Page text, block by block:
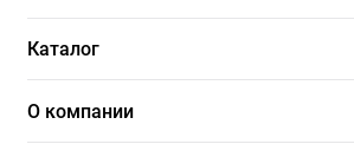
Каталог
О компании